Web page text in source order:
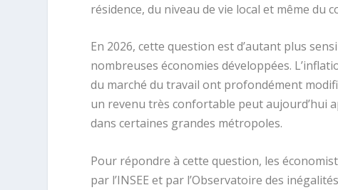
résidence, du niveau de vie local et même du
En 2026, cette question est d’autant plus
nombreuses économies développées.
du marché du travail ont profondément
un revenu très confortable peut aujourd’hui
dans certaines grandes métropoles.
Pour répondre à cette question, les
par l’INSEE et par l’Observatoire des